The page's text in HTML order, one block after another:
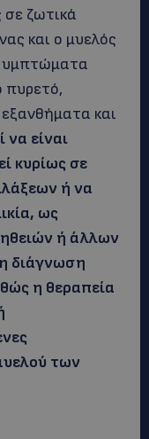
σε ζωτικά
και ο μυελός
πυρετό,
και
να είναι
κυρίως σε
ή να
ως
ή άλλων
διάγνωση
η θεραπεία
των